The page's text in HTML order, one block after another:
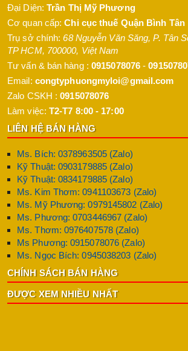
Đại Diện: Trần Thị Mỹ Phương
Cơ quan cấp:Chi cục thuế Quận Bình Tân
Trụ sở chính:68 Nguyễn Văn Săng, P. Tân
TP HCM, 700000, Việt Nam
Tư vấn & bán hàng : 0915078076 -
Email: congtyphuongmyloi@gmail.com
Zalo CSKH :0915078076
Làm việc: T2-T7 8:00 - 17:00
LIÊN HỆ BÁN HÀNG
Ms. Bích: 0378963505 (Zalo)
Kỹ Thuật: 0903179885 (Zalo)
Kỹ Thuật: 0834179885 (Zalo)
Ms. Kim Thơm: 0941103673 (Zalo)
Ms. Mỹ Phương: 0979145802 (Zalo)
Ms. Phương: 0703446967 (Zalo)
Ms. Thơm: 0976407578 (Zalo)
Ms Phương: 0915078076 (Zalo)
Ms. Ngọc Bích: 0945038203 (Zalo)
CHÍNH SÁCH BÁN HÀNG
ĐƯỢC XEM NHIỀU NHẤT